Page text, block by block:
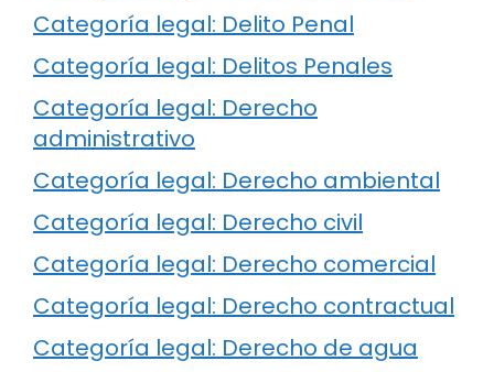
Categoría legal: Delito Penal
Categoría legal: Delitos Penales
Categoría legal: Derecho
administrativo
Categoría legal: Derecho ambiental
Categoría legal: Derecho civil
Categoría legal: Derecho comercial
Categoría legal: Derecho contractual
Categoría legal: Derecho de agua